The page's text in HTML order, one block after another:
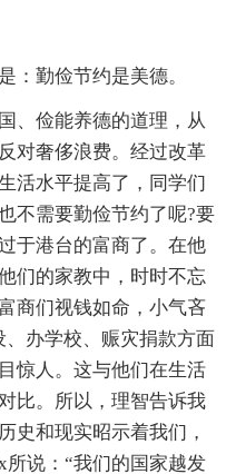
：勤俭节约是美德。
、俭能养德的道理，从
对奢侈浪费。经过改革
活水平提高了，同学们
不需要勤俭节约了呢?要
于港台的富商了。在他
们的家教中，时时不忘
商们视钱如命，小气吝
办学校、赈灾捐款方面
惊人。这与他们在生活
比。所以，理智告诉我
史和现实昭示着我们，
说：“我们的国家越发